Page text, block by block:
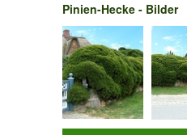
Pinien-Hecke - Bilder